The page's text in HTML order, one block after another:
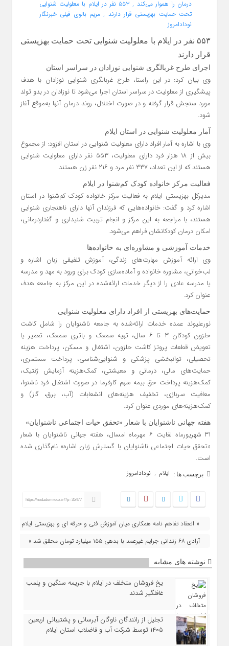
۵۵۳ نفر در ایلام با معلولیت شنوایی تحت حمایت بهزیستی
قرار دارند
اجرای طرح غربالگری شنوایی نوزادان در سراسر استان
وی بیان کرد: در این راستا، طرح غربالگری شنوایی نوزادان با هدف
پیشگیری از معلولیت در سراسر استان اجرا می‌شود تا نوزادان در بدو تولد
مورد سنجش قرار گرفته و در صورت اختلال، روند درمان آنها به‌موقع آغاز
شود.
آمار معلولیت شنوایی در استان ایلام
وی با اشاره به آمار افراد دارای معلولیت شنوایی در استان افزود: از مجموع
بیش از ۱۸ هزار فرد دارای معلولیت، ۵۵۳ نفر دارای معلولیت شنوایی
هستند که از این تعداد، ۳۳۷ نفر مرد و ۲۱۶ نفر زن هستند.
فعالیت مرکز خانواده کودک کم‌شنوا در ایلام
مدیرکل بهزیستی ایلام به فعالیت مرکز خانواده کودک کم‌شنوا در استان
اشاره کرد و گفت: خانواده‌هایی که فرزندان آنها دارای ناهنجاری شنوایی
هستند، با مراجعه به این مرکز و انجام تربیت شنیداری و گفتاردرمانی،
امکان درمان کودکانشان فراهم می‌شود.
خدمات آموزشی و مشاوره‌ای به خانواده‌ها
وی ارائه آموزش مهارت‌های زندگی، آموزش تلفیقی زبان اشاره و
لب‌خوانی، مشاوره خانواده و آماده‌سازی کودک برای ورود به مهد و مدرسه
یا مدرسه عادی را از دیگر خدمات ارائه‌شده در این مرکز به جامعه هدف
عنوان کرد.
حمایت‌های بهزیستی از افراد دارای معلولیت شنوایی
نورعلیوند عمده خدمات ارائه‌شده به جامعه ناشنوایان را شامل کاشت
حلزون کودکان ۳ تا ۶ سال، تهیه سمعک و باتری سمعک، تعمیر یا
تعویض قطعات پروتز کاشت حلزون، اشتغال و مسکن، پرداخت هزینه
تحصیلی، توانبخشی پزشکی و شنوایی‌شناسی، پرداخت مستمری،
حمایت‌های مالی، درمانی و معیشتی، کمک‌هزینه آزمایش ژنتیک،
کمک‌هزینه پرداخت حق بیمه سهم کارفرما در صورت اشتغال فرد ناشنوا،
معافیت سربازی، تخفیف هزینه‌های انشعابات (آب، برق، گاز) و
کمک‌هزینه‌های موردی عنوان کرد.
هفته جهانی ناشنوایان با شعار «تحقق حیات اجتماعی ناشنوایان»
۳۱ شهریورماه لغایت ۶ مهرماه امسال، هفته جهانی ناشنوایان با شعار
«تحقق حیات اجتماعی ناشنوایان با گسترش زبان اشاره» نام‌گذاری شده
است.
برچسب ها : ایلام , نودادامروز
https://nodademrooz.ir/?p=35477
« انعقاد تفاهم‌ نامه همکاری میان آموزش فنی و حرفه‌ ای و بهزیستی ایلام
آزادی ۶۸ زندانی جرایم غیرعمد با بدهی ۱۵۵ میلیارد تومان محقق شد »
نوشته های مشابه
یخ‌ فروشان متخلف در ایلام با جریمه سنگین و پلمب
غافلگیر شدند
تجلیل از رانندگان ناوگان آبرسانی و پشتیبانی اربعین
۱۴۰۵ توسط شرکت آب و فاضلاب استان ایلام